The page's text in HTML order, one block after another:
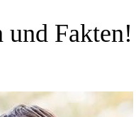
und Fakten!